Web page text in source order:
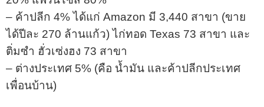
– ค้าปลีก 4% ได้แก่ Amazon มี 3,440 สาขา (ขาย
ได้ปีละ 270 ล้านแก้ว) ไก่ทอด Texas 73 สาขา และ
ติ่มซำ ฮั่วเซ่งฮง 73 สาขา
– ต่างประเทศ 5% (คือ น้ำมัน และค้าปลีกประเทศ
เพื่อนบ้าน)